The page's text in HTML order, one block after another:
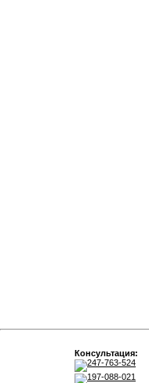
Консультация:
247-763-524
197-088-021